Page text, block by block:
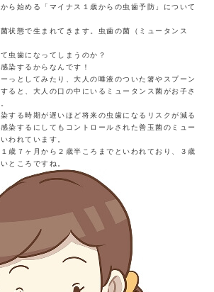
ら始める「マイナス１歳からの虫歯予防」について
状態で生まれてきます。虫歯の菌（ミュータンス
虫歯になってしまうのか？
染するからなんです！
っとしてみたり、大人の唾液のついた箸やスプーン
ると、大人の口の中にいるミュータンス菌がお子さ
する時期が遅いほど将来の虫歯になるリスクが減る
染するにしてもコントロールされた善玉菌のミュー
われています。
歳７ヶ月から２歳半ころまでといわれており、３歳
ところですね。